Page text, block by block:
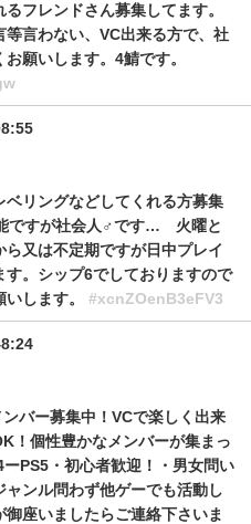
フレンドさん募集してます。
等言わない、VC出来る方で、社
願いします。4鯖です。
ベリングなどしてくれる方募集
ですが社会人♂です… 火曜と
ら又は不定期ですが日中プレイ
す。シップ6でしておりますので
いします。 #xcnZOenB3eFV3
ンバー募集中！VCで楽しく出来
！個性豊かなメンバーが集まっ
PS5・初心者歓迎！・男女問い
ャンル問わず他ゲーでも活動し
座いましたらご連絡下さいま